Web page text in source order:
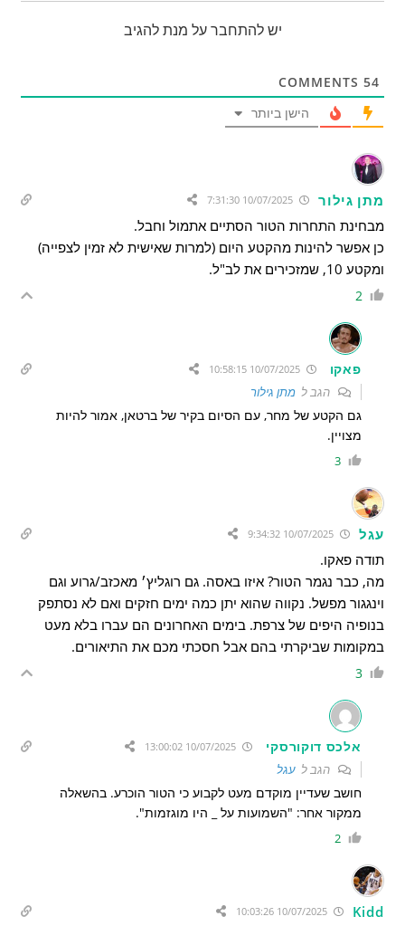
יש להתחבר על מנת להגיב
54
הישן ביותר
מתן גילור
מבחינת התחרות הטור הסתיים אתמול וחבל.
כן אפשר להינות מהקטע היום (למרות שאישית לא זמין לצפייה)
ומקטע 10, שמזכירים את לב"ל.
2
פאקו 10/07/2025 10:58:15
הגב למתן גילור
גם הקטע של מחר, עם הסיום בקיר של ברטאן, אמור להיות
מצויין.
3
עגל
תודה פאקו.
מה, כבר נגמר הטור? איזו באסה. גם רוגליץ׳ מאכזב/גרוע וגם
וינגגור מפשל. נקווה שהוא יתן כמה ימים חזקים ואם לא נסתפק
בנופיה היפים של צרפת. בימים האחרונים הם עברו בלא מעט
במקומות שביקרתי בהם אבל חסכתי מכם את התיאורים.
3
אלכס דוקורסקי
הגב לעגל
חושב שעדיין מוקדם מעט לקבוע כי הטור הוכרע. בהשאלה
ממקור אחר: "השמועות על _ היו מוגזמות".
2
Kidd
10/07/2025 10:03:26